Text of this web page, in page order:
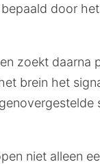
door
zoekt daarna
brein het
niet alleen